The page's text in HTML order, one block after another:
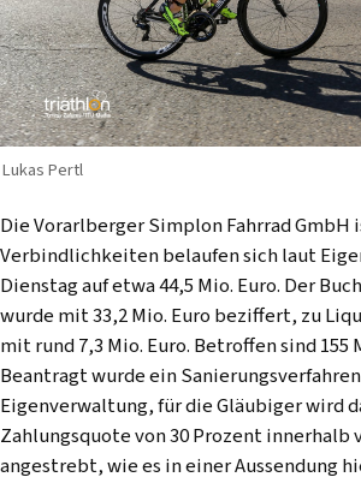
Lukas Pertl
Die Vorarlberger Simplon Fahrrad GmbH
Verbindlichkeiten belaufen sich laut
Dienstag auf etwa 44,5 Mio. Euro. Der
wurde mit 33,2 Mio. Euro beziffert, zu
mit rund 7,3 Mio. Euro. Betroffen sind
Beantragt wurde ein
Eigenverwaltung, für die Gläubiger wird
Zahlungsquote von 30 Prozent innerhalb
angestrebt, wie es in einer Aussendung